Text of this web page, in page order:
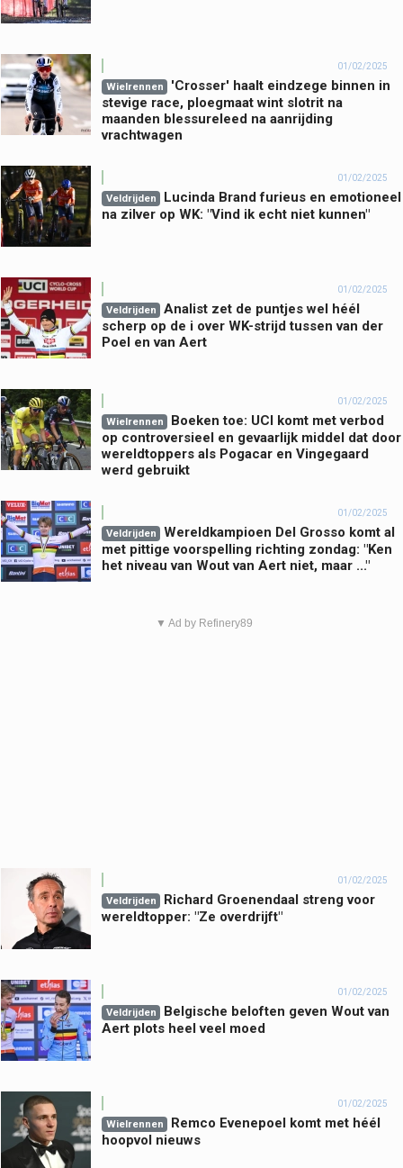
01/02/2025
Wielrennen
'Crosser' haalt eindzege binnen in
stevige race, ploegmaat wint slotrit na
maanden blessureleed na aanrijding
vrachtwagen
01/02/2025
Veldrijden
Lucinda Brand furieus en emotioneel
na zilver op WK: "Vind ik echt niet kunnen"
01/02/2025
Veldrijden
Analist zet de puntjes wel héél
scherp op de i over WK-strijd tussen van der
Poel en van Aert
01/02/2025
Wielrennen
Boeken toe: UCI komt met verbod
op controversieel en gevaarlijk middel dat door
wereldtoppers als Pogacar en Vingegaard
werd gebruikt
01/02/2025
Veldrijden
Wereldkampioen Del Grosso komt al
met pittige voorspelling richting zondag: "Ken
het niveau van Wout van Aert niet, maar ..."
▼ Ad by Refinery89
01/02/2025
Veldrijden
Richard Groenendaal streng voor
wereldtopper: "Ze overdrijft"
01/02/2025
Veldrijden
Belgische beloften geven Wout van
Aert plots heel veel moed
01/02/2025
Wielrennen
Remco Evenepoel komt met héél
hoopvol nieuws